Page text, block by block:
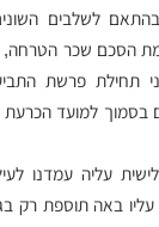
לשלבים
הסכם שכר
תחילת פרשת
למועד הכרעת
עליה עמדנו
עליו באה תוספת רק